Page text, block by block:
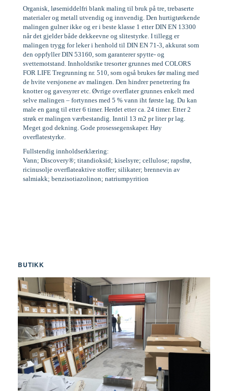
Organisk, løsemiddelfri blank maling til bruk på tre, trebaserte
materialer og metall utvendig og innvendig. Den hurtigtørkende
malingen gulner ikke og er i beste klasse 1 etter DIN EN 13300
når det gjelder både dekkeevne og slitestyrke. I tillegg er
malingen trygg for leker i henhold til DIN EN 71-3, akkurat som
den oppfyller DIN 53160, som garanterer spytte- og
svettemotstand. Innholdsrike tresorter grunnes med COLORS
FOR LIFE Tregrunning nr. 510, som også brukes før maling med
de hvite versjonene av malingen. Den hindrer penetrering fra
knotter og gavesyrer etc. Øvrige overflater grunnes enkelt med
selve malingen – fortynnes med 5 % vann iht første lag. Du kan
male en gang til etter 6 timer. Herdet etter ca. 24 timer. Etter 2
strøk er malingen værbestandig. Inntil 13 m2 pr liter pr lag.
Meget god dekning. Gode prosessegenskaper. Høy
overflatestyrke.
Fullstendig innholdserklæring:
Vann; Discovery®; titandioksid; kiselsyre; cellulose; rapsfrø,
ricinusolje overflateaktive stoffer; silikater; brennevin av
salmiakk; benzisotiazolinon; natriumpyrition
BUTIKK